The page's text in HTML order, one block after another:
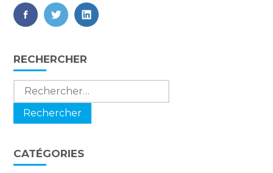
FaceBook
TwitterLinkedIn
Blog
sidebar
RECHERCHER
Rechercher :
CATÉGORIES